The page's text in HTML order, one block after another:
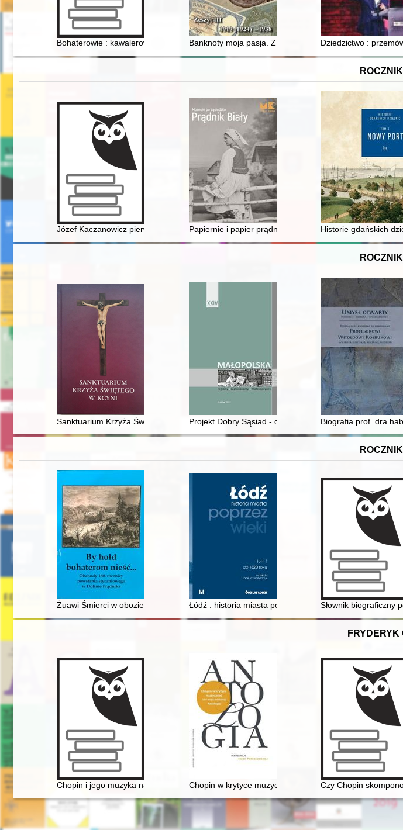
Bohaterowie : kawalerowie Orderu Wojennego Virtuti Militari Powstania Warszawskiego 1944
Banknoty moja pasja. Z. 3, Dziedzictwo :
Józef Kaczanowicz pierwszy kapitan Franka (Franka Zubrzyckiego) - statku Zespołu Szkół
Papiernie i papier prądnicki Historie gdańskich
Sanktuarium Krzyża Świętego w KcyniProjekt Dobry Sąsiad - dobra pamięćBiografia prof. dra
Żuawi Śmierci w obozie w Ojcowie Łódź : historia miasta poprzez wieki. T. 1,Słownik biograficzny
FRYDERYK
Chopin i jego muzyka na Dolnym Śląsku" - wystawa w Archiwum Państwowym we Wrocławiu
Chopin w krytyce muzycznej (do I wojny światowej).
Czy Chopin